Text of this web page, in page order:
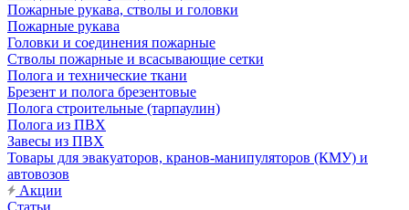
Пожарные рукава, стволы и головки
Пожарные рукава
Головки и соединения пожарные
Стволы пожарные и всасывающие сетки
Полога и технические ткани
Брезент и полога брезентовые
Полога строительные (тарпаулин)
Полога из ПВХ
Завесы из ПВХ
Товары для эвакуаторов, кранов-манипуляторов (КМУ) и
автовозов
Акции
Статьи